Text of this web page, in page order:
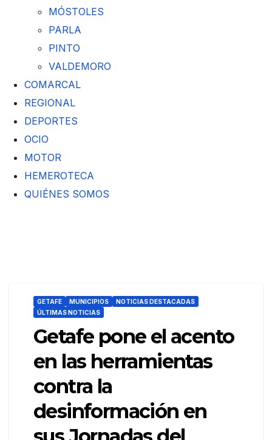
MÓSTOLES
PARLA
PINTO
VALDEMORO
COMARCAL
REGIONAL
DEPORTES
OCIO
MOTOR
HEMEROTECA
QUIÉNES SOMOS
GETAFE MUNICIPIOS
NOTICIAS DESTACADAS
ÚLTIMAS NOTICIAS
Getafe pone el acento
en las herramientas
contra la
desinformación en